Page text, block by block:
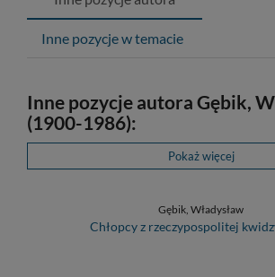
Inne pozycje w temacie
Inne pozycje autora Gębik,
(1900-1986):
Pokaż więcej
Gębik, Władysław
Chłopcy z rzeczypospolitej